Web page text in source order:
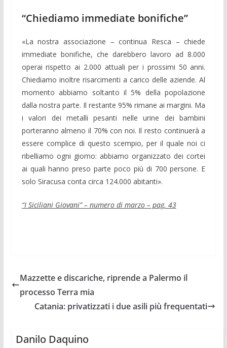
“Chiediamo immediate bonifiche”
«La nostra associazione – continua Resca – chiede
immediate bonifiche, che darebbero lavoro ad 8.000
operai rispetto ai 2.000 attuali per i prossimi 50 anni.
Chiediamo inoltre risarcimenti a carico delle aziende. Al
momento abbiamo soltanto il 5% della popolazione
dalla nostra parte. Il restante 95% rimane ai margini. Ma
i valori dei metalli pesanti nelle urine dei bambini
porteranno almeno il 70% con noi. Il resto continuerà a
essere complice di questo scempio, per il quale noi ci
ribelliamo ogni giorno: abbiamo organizzato dei cortei
ai quali hanno preso parte poco più di 700 persone. E
solo Siracusa conta circa 124.000 abitanti».
“I Siciliani Giovani” – numero di marzo – pag. 43
Mazzette e discariche, riprende a Palermo il
processo Terra mia
Catania: privatizzati i due asili più frequentati
Danilo Daquino